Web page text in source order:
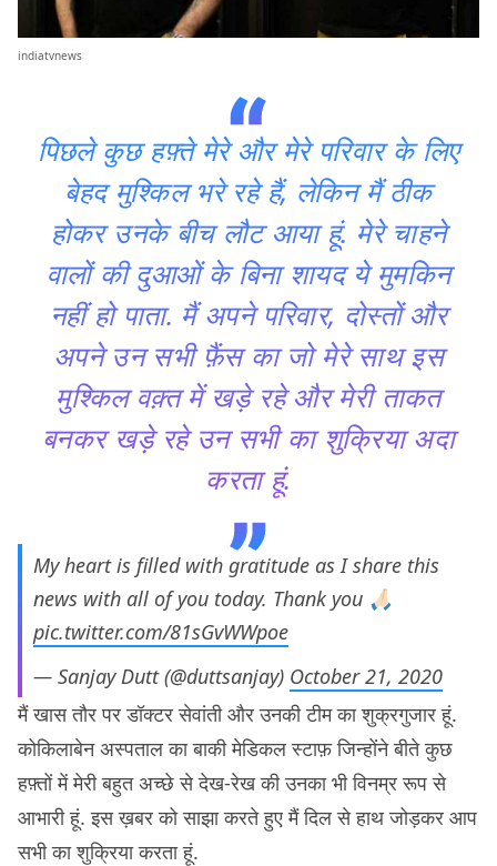
indiatvnews
पिछले कुछ हफ़्ते मेरे और मेरे परिवार के लिए
बेहद मुश्किल भरे रहे हैं, लेकिन मैं ठीक
होकर उनके बीच लौट आया हूं. मेरे चाहने
वालों की दुआओं के बिना शायद ये मुमकिन
नहीं हो पाता. मैं अपने परिवार, दोस्तों और
अपने उन सभी फ़ैंस का जो मेरे साथ इस
मुश्किल वक़्त में खड़े रहे और मेरी ताकत
बनकर खड़े रहे उन सभी का शुक्रिया अदा
करता हूं.
My heart is filled with gratitude as I share this
news with all of you today. Thank you 🙏🏻
pic.twitter.com/81sGvWWpoe
— Sanjay Dutt (@duttsanjay) October 21, 2020
मैं खास तौर पर डॉक्टर सेवांती और उनकी टीम का शुक्रगुजार हूं.
कोकिलाबेन अस्पताल का बाकी मेडिकल स्टाफ़ जिन्होंने बीते कुछ
हफ़्तों में मेरी बहुत अच्छे से देख-रेख की उनका भी विनम्र रूप से
आभारी हूं. इस ख़बर को साझा करते हुए मैं दिल से हाथ जोड़कर आप
सभी का शुक्रिया करता हूं.